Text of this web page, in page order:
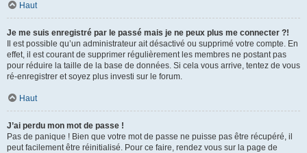
Haut
Je me suis enregistré par le passé mais je ne peux plus me connecter ?!
Il est possible qu’un administrateur ait désactivé ou supprimé votre compte. En
effet, il est courant de supprimer régulièrement les membres ne postant pas
pour réduire la taille de la base de données. Si cela vous arrive, tentez de vous
ré-enregistrer et soyez plus investi sur le forum.
Haut
J’ai perdu mon mot de passe !
Pas de panique ! Bien que votre mot de passe ne puisse pas être récupéré, il
peut facilement être réinitialisé. Pour ce faire, rendez vous sur la page de